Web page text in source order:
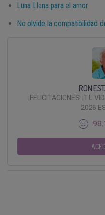
Luna Llena para el amor
No olvide la compatibilidad
RON
¡FELICITACIONES! ¡TU
2026